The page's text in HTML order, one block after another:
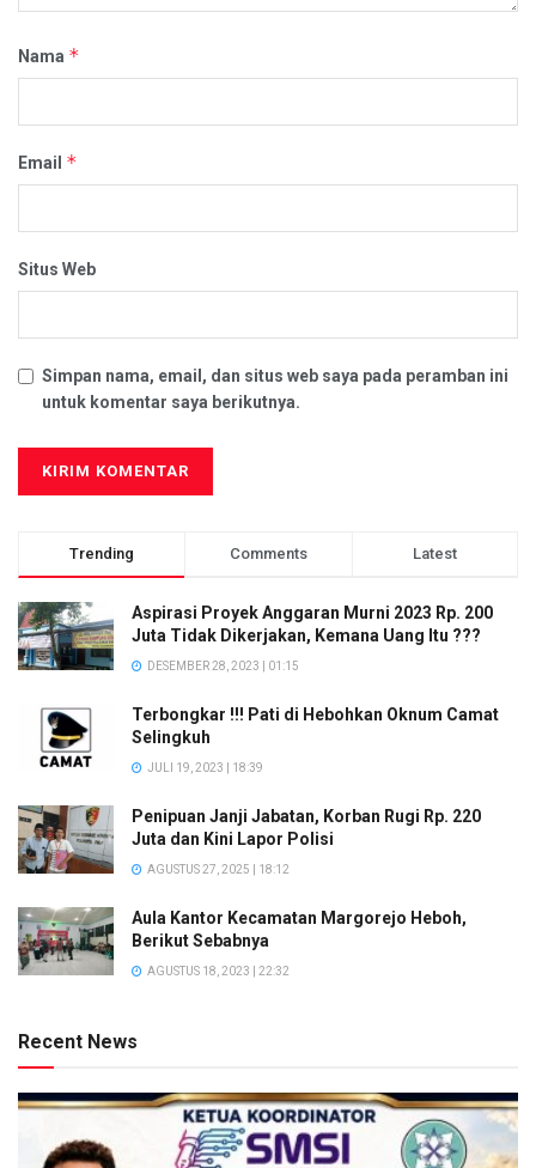
Nama *
Email *
Situs Web
Simpan nama, email, dan situs web saya pada peramban ini
untuk komentar saya berikutnya.
Trending Comments Latest
Aspirasi Proyek Anggaran Murni 2023 Rp. 200
Juta Tidak Dikerjakan, Kemana Uang Itu ???
DESEMBER 28, 2023 | 01:15
Terbongkar !!! Pati di Hebohkan Oknum Camat
Selingkuh
JULI 19, 2023 | 18:39
Penipuan Janji Jabatan, Korban Rugi Rp. 220
Juta dan Kini Lapor Polisi
AGUSTUS 27, 2025 | 18:12
Aula Kantor Kecamatan Margorejo Heboh,
Berikut Sebabnya
AGUSTUS 18, 2023 | 22:32
Recent News